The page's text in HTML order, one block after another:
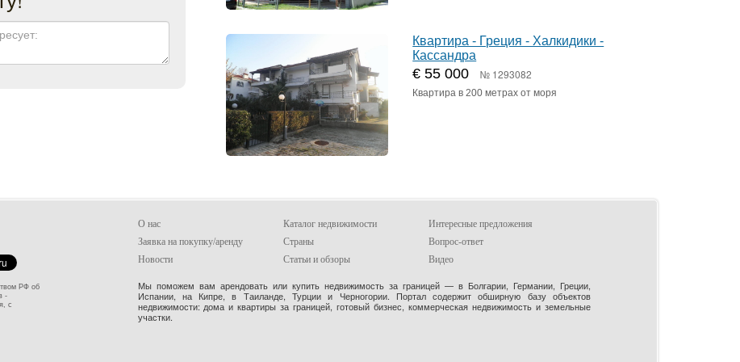
Квартира - Греция - Халкидики -
Кассандра
€ 55 000 № 1293082
Квартира в 200 метрах от моря
РФ об
-
с
О нас Каталог недвижимости
Интересные предложения
Заявка на покупку/аренду
Страны
Вопрос-ответ
Новости
Статьи и обзоры Видео
Мы поможем вам арендовать или купить недвижимость за границей — в Болгарии, Германии, Греции,
Испании, на Кипре, в Таиланде, Турции и Черногории. Портал содержит обширную базу объектов
недвижимости: дома и квартиры за границей, готовый бизнес, коммерческая недвижимость и земельные
участки.